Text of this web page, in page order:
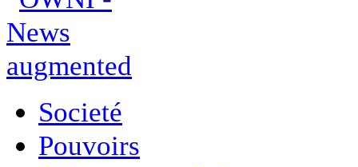
Societé
Pouvoirs